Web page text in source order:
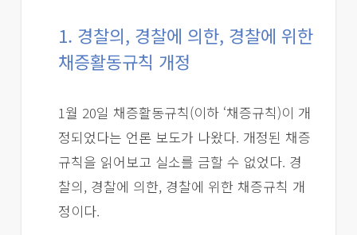
1. 경찰의, 경찰에 의한, 경찰에 위한
채증활동규칙 개정
1월 20일 채증활동규칙(이하 ‘채증규칙)이 개
정되었다는 언론 보도가 나왔다. 개정된 채증
규칙을 읽어보고 실소를 금할 수 없었다. 경
찰의, 경찰에 의한, 경찰에 위한 채증규칙 개
정이다.